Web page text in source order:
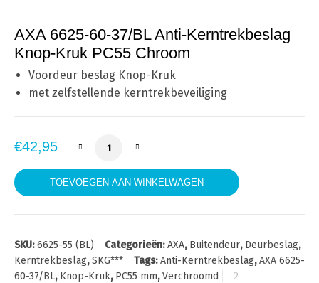
AXA 6625-60-37/BL Anti-Kerntrekbeslag
Knop-Kruk PC55 Chroom
Voordeur beslag Knop-Kruk
met zelfstellende kerntrekbeveiliging
€42,95 AXA 6625-60-37/BL Anti-Kerntrekbeslag
TOEVOEGEN AAN WINKELWAGEN
SKU:6625-55 (BL) Categorieën:AXA, Buitendeur, Deurbeslag,
Kerntrekbeslag,SKG*** Tags:Anti-Kerntrekbeslag,AXA 6625-
60-37/BL, Knop-Kruk, PC55 mm,Verchroomd